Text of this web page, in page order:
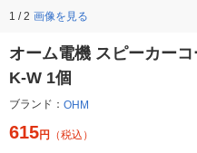
1 / 2 画像を見る
オーム電機 スピーカー
K-W 1個
ブランド： OHM
615円 （税込）